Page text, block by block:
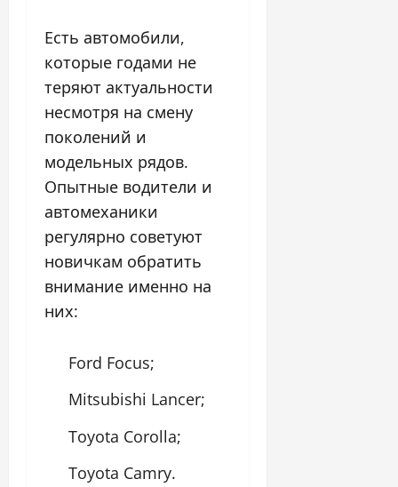
Есть автомобили,
которые годами не
теряют актуальности
несмотря на смену
поколений и
модельных рядов.
Опытные водители и
автомеханики
регулярно советуют
новичкам обратить
внимание именно на
них:
Ford Focus;
Mitsubishi Lancer;
Toyota Corolla;
Toyota Camry.